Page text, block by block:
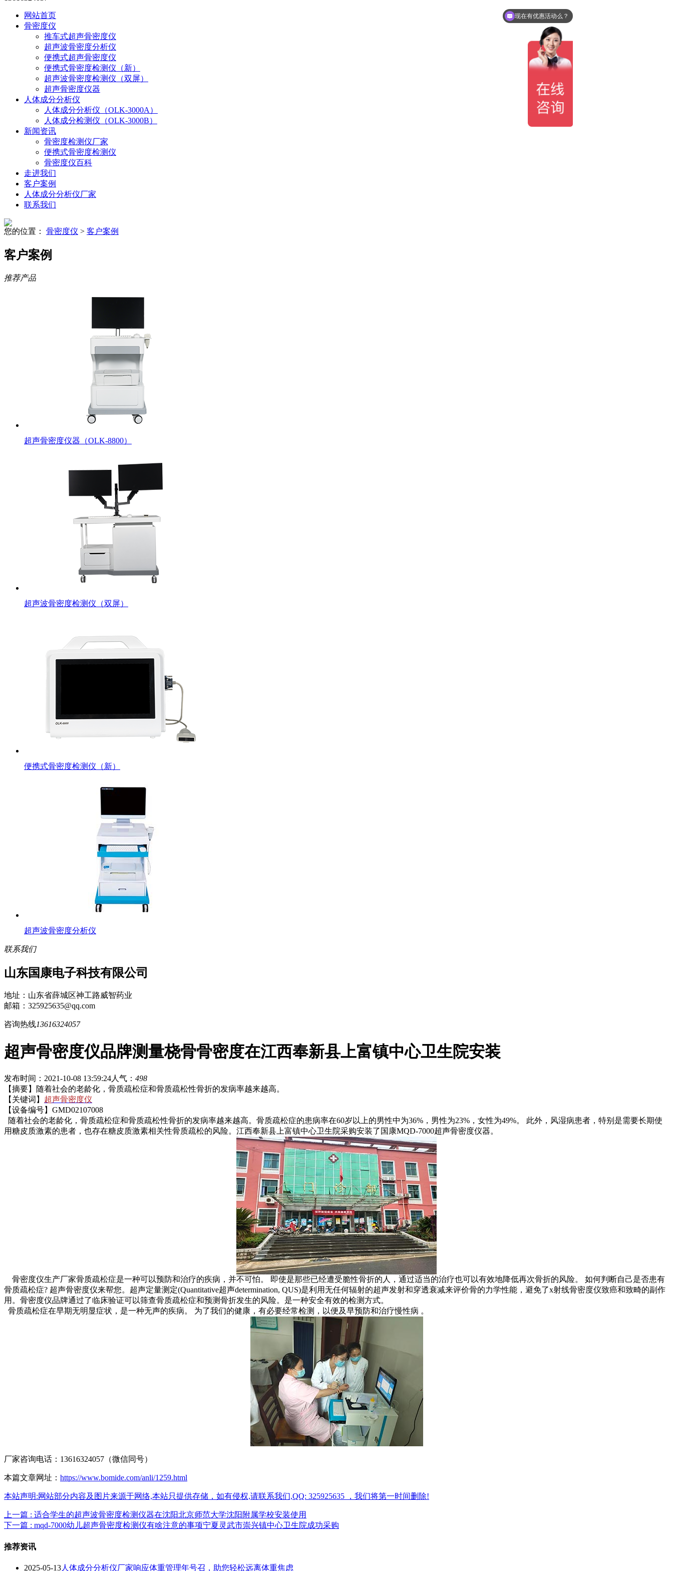
网站首页
骨密度仪
推车式超声骨密度仪
超声波骨密度分析仪
便携式超声骨密度仪
便携式骨密度检测仪（新）
超声波骨密度检测仪（双屏）
超声骨密度仪器
人体成分分析仪
人体成分分析仪（OLK-3000A）
人体成分检测仪（OLK-3000B）
新闻资讯
骨密度检测仪厂家
便携式骨密度检测仪
骨密度仪百科
走进我们
客户案例
人体成分分析仪厂家
联系我们
您的位置： 骨密度仪 > 客户案例
客户案例
推荐产品
超声骨密度仪器（OLK-8800）
超声波骨密度检测仪（双屏）
便携式骨密度检测仪（新）
超声波骨密度分析仪
联系我们
山东国康电子科技有限公司
地址：山东省薛城区神工路威智药业
邮箱：325925635@qq.com
咨询热线13616324057
超声骨密度仪品牌测量桡骨骨密度在江西奉新县上富镇中心卫生院安装
发布时间：2021-10-08 13:59:24人气： 498
【摘要】随着社会的老龄化，骨质疏松症和骨质疏松性骨折的发病率越来越高。
【关键词】 超声骨密度仪
【设备编号】GMD02107008
随着社会的老龄化，骨质疏松症和骨质疏松性骨折的发病率越来越高。 骨质疏松症的患病率在60岁以上的男性中为36%，男性为23%，女性为49%。 此外，风湿病患者，特别是需要长期使
用糖皮质激素的患者，也存在糖皮质激素相关性骨质疏松的风险。江西奉新县上富镇中心卫生院采购安装了国康MQD-7000超声骨密度仪器。
骨密度仪生产厂家骨质疏松症是一种可以预防和治疗的疾病，并不可怕。 即使是那些已经遭受脆性骨折的人，通过适当的治疗也可以有效地降低再次骨折的风险。 如何判断自己是否患有
骨质疏松症? 超声骨密度仪来帮您。超声定量测定(Quantitative超声determination, QUS)是利用无任何辐射的超声发射和穿透衰减来评价骨的力学性能，避免了x射线骨密度仪致癌和致畸的副作
用。骨密度仪品牌通过了临床验证可以筛查骨质疏松症和预测骨折发生的风险。是一种安全有效的检测方式。
骨质疏松症在早期无明显症状，是一种无声的疾病。 为了我们的健康，有必要经常检测，以便及早预防和治疗慢性病 。
厂家咨询电话：13616324057（微信同号）
本篇文章网址： https://www.bomide.com/anli/1259.html
本站声明:网站部分内容及图片来源于网络,本站只提供存储，如有侵权,请联系我们,QQ: 325925635 ，我们将第一时间删除!
上一篇 : 适合学生的超声波骨密度检测仪器在沈阳北京师范大学沈阳附属学校安装使用
下一篇 : mqd-7000幼儿超声骨密度检测仪有啥注意的事项宁夏灵武市崇兴镇中心卫生院成功采购
推荐资讯
2025-05-13人体成分分析仪厂家响应体重管理年号召，助您轻松远离体重焦虑
可以介绍下你们的产品么？